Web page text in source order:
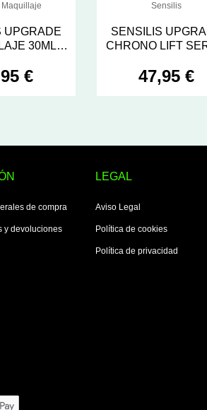
UPGRADE
30ML
€
Sensilis
SENSILIS
CHRONO LIFT
47,95 €
de compra
y devoluciones
LEGAL
Aviso Legal
Política de cookies
Política de privacidad